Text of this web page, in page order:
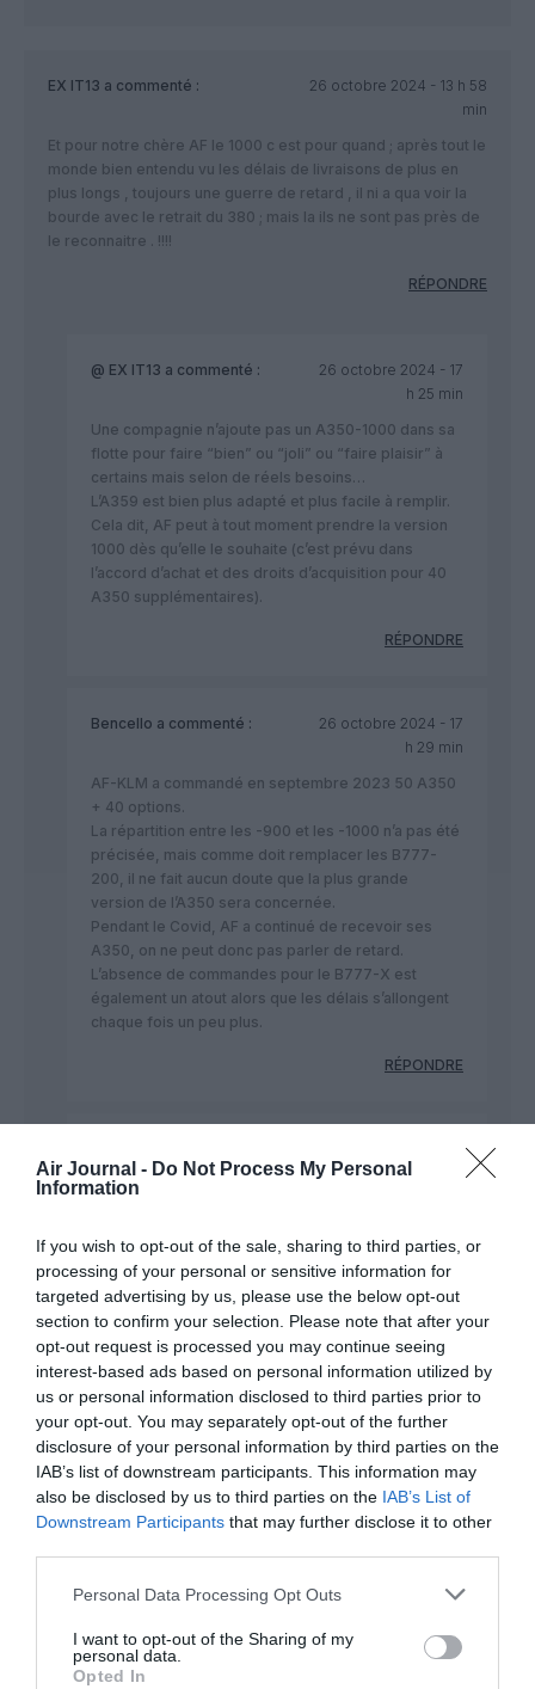
Air Journal - Do Not Process My Personal
Information
If you wish to opt-out of the sale, sharing to third parties, or
processing of your personal or sensitive information for
targeted advertising by us, please use the below opt-out
section to confirm your selection. Please note that after your
opt-out request is processed you may continue seeing
interest-based ads based on personal information utilized by
us or personal information disclosed to third parties prior to
your opt-out. You may separately opt-out of the further
disclosure of your personal information by third parties on the
IAB’s list of downstream participants. This information may
also be disclosed by us to third parties on the IAB’s List of
Downstream Participants that may further disclose it to other
Personal Data Processing Opt Outs
I want to opt-out of the Sharing of my
personal data.
Opted In
EX IT13 a commenté :
26 octobre 2024 - 13 h 58
min
Et pour notre chère AF le 1000 c est pour quand ; après tout le
monde bien entendu vu les délais de livraisons de plus en
plus longs , toujours une guerre de retard , il ni a qua voir la
bourde avec le retrait du 380 ; mais la ils ne sont pas près de
le reconnaitre . !!!!
RÉPONDRE
@ EX IT13 a commenté :
26 octobre 2024 - 17
h 25 min
Une compagnie n’ajoute pas un A350-1000 dans sa
flotte pour faire “bien” ou “joli” ou “faire plaisir” à
certains mais selon de réels besoins…
L’A359 est bien plus adapté et plus facile à remplir.
Cela dit, AF peut à tout moment prendre la version
1000 dès qu’elle le souhaite (c’est prévu dans
l’accord d’achat et des droits d’acquisition pour 40
A350 supplémentaires).
RÉPONDRE
Bencello a commenté :
26 octobre 2024 - 17
h 29 min
AF-KLM a commandé en septembre 2023 50 A350
+ 40 options.
La répartition entre les -900 et les -1000 n’a pas été
précisée, mais comme doit remplacer les B777-
200, il ne fait aucun doute que la plus grande
version de l’A350 sera concernée.
Pendant le Covid, AF a continué de recevoir ses
A350, on ne peut donc pas parler de retard.
L’absence de commandes pour le B777-X est
également un atout alors que les délais s’allongent
chaque fois un peu plus.
RÉPONDRE
h 31 min
la gestion de flotte, qu’AF ne possède plus de
quadrimoteurs, contrairement à LH (380 et 747-9)
et BA (380).
De plus, ces deux groupes sont bien coincés avec
le retard phénoménal du Boeing 777-9 qu’ils ont
commandé et qui n’est pas près d’être livré, ce qui
les contraint à prolonger des avions gourmands en
carburant et gros émetteurs de CO2.
Pour AF, ça va , merci, les livraisons d’A350 se
poursuivent comme prévu…
RÉPONDRE
Greg6a commenté :
26 octobre 2024 - 17
Vraie question : vous êtes au courant qu’AF a
commandé des a350 supplémentaires, dont des